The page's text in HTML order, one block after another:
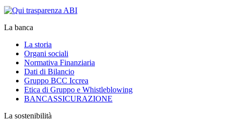
La banca
La storia
Organi sociali
Normativa Finanziaria
Dati di Bilancio
Gruppo BCC Iccrea
Etica di Gruppo e Whistleblowing
BANCASSICURAZIONE
La sostenibilità